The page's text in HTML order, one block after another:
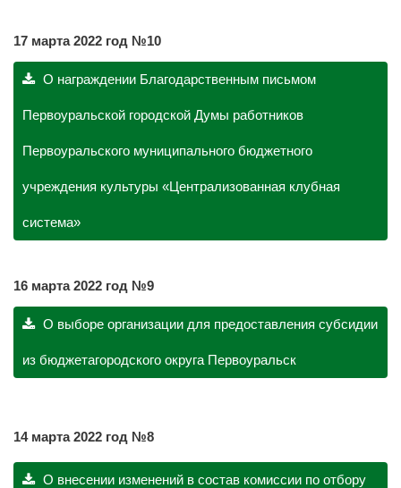
17 марта 2022 год №10
О награждении Благодарственным письмом
Первоуральской городской Думы работников
Первоуральского муниципального бюджетного
учреждения культуры «Централизованная клубная
система»
16 марта 2022 год №9
О выборе организации для предоставления субсидии
из бюджетагородского округа Первоуральск
14 марта 2022 год №8
О внесении изменений в состав комиссии по отбору